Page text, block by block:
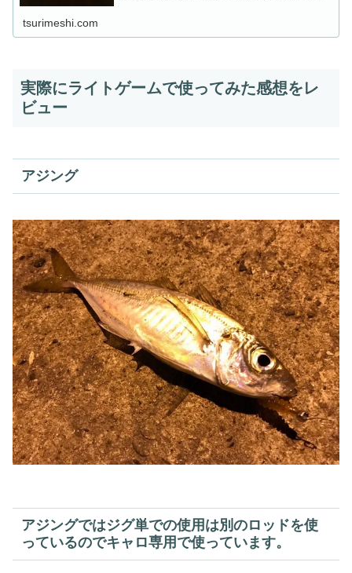
tsurimeshi.com
実際にライトゲームで使ってみた感想をレ
ビュー
アジング
アジングではジグ単での使用は別のロッドを使
っているのでキャロ専用で使っています。